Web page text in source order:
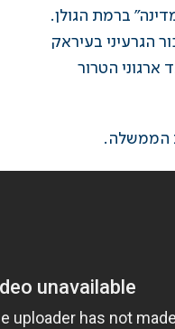
ברמת הגולן.
הגרעיני בעיראק
ארגוני הטרור